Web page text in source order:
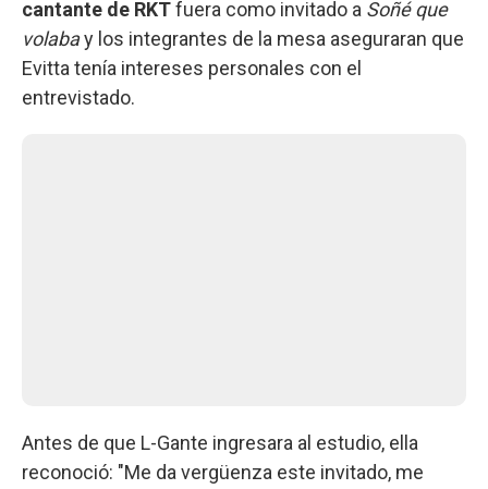
cantante de RKTfuera como invitado a Soñé que
volabay los integrantes de la mesa aseguraran que
Evitta tenía intereses personales con el
entrevistado.
Antes de que L-Gante ingresara al estudio, ella
reconoció: "Me da vergüenza este invitado, me